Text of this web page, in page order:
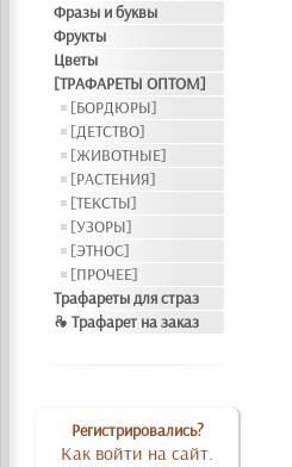
Фразы и буквы
Фрукты
Цветы
[ТРАФАРЕТЫ ОПТОМ]
[БОРДЮРЫ]
[ДЕТСТВО]
[ЖИВОТНЫЕ]
[РАСТЕНИЯ]
[ТЕКСТЫ]
[УЗОРЫ]
[ЭТНОС]
[ПРОЧЕЕ]
Трафареты для страз
❧ Трафарет на заказ
Регистрировались?
Как войти на сайт.